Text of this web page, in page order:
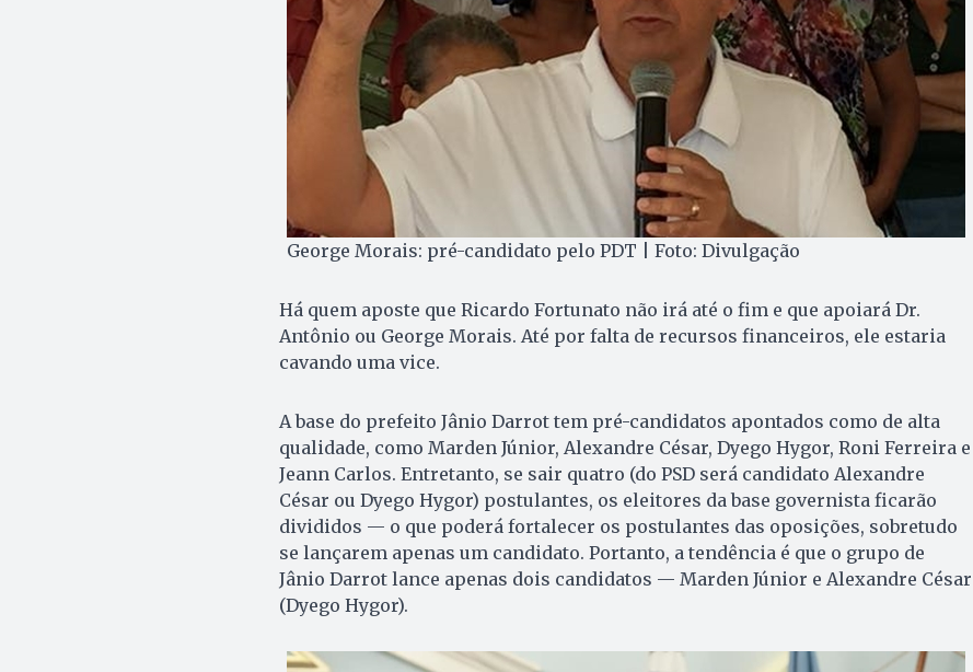
George Morais: pré-candidato pelo PDT | Foto: Divulgação
Há quem aposte que Ricardo Fortunato não irá até o fim e que apoiará Dr.
Antônio ou George Morais. Até por falta de recursos financeiros, ele estaria
cavando uma vice.
A base do prefeito Jânio Darrot tem pré-candidatos apontados como de alta
qualidade, como Marden Júnior, Alexandre César, Dyego Hygor, Roni Ferreira e
Jeann Carlos. Entretanto, se sair quatro (do PSD será candidato Alexandre
César ou Dyego Hygor) postulantes, os eleitores da base governista ficarão
divididos — o que poderá fortalecer os postulantes das oposições, sobretudo
se lançarem apenas um candidato. Portanto, a tendência é que o grupo de
Jânio Darrot lance apenas dois candidatos — Marden Júnior e Alexandre César
(Dyego Hygor).